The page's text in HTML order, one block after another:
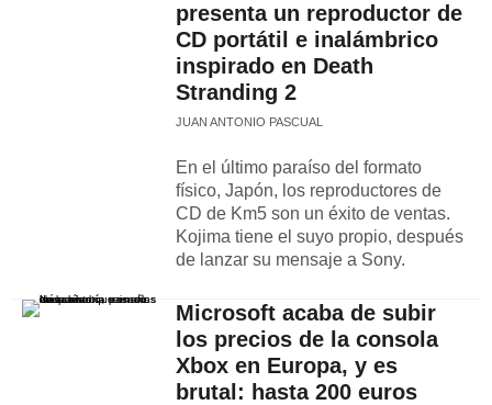
presenta un reproductor de
CD portátil e inalámbrico
inspirado en Death
Stranding 2
JUAN ANTONIO PASCUAL
En el último paraíso del formato
físico, Japón, los reproductores de
CD de Km5 son un éxito de ventas.
Kojima tiene el suyo propio, después
de lanzar su mensaje a Sony.
Microsoft acaba de subir
los precios de la consola
Xbox en Europa, y es
brutal: hasta 200 euros